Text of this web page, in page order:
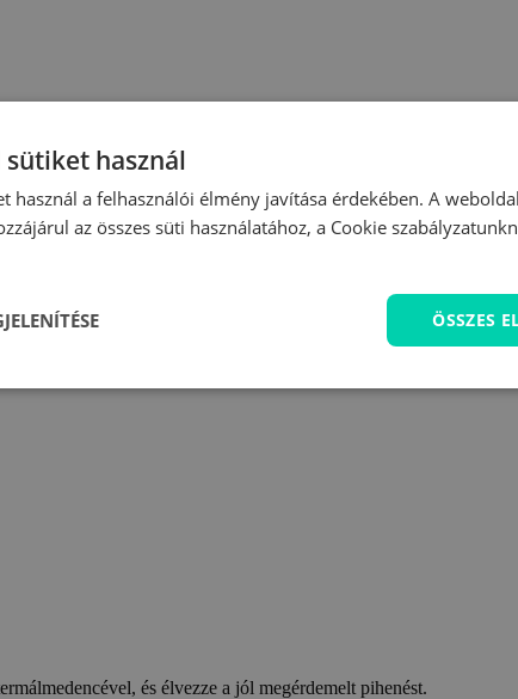
és élvezze a jól megérdemelt pihenést.
sütiket használ
használ a felhasználói élmény javítása érdekében. A
az összes süti használatához, a Cookie
ÖSSZES